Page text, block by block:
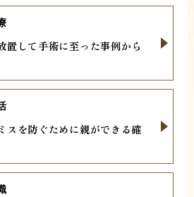
置して手術に至った事例から
スを防ぐために親ができる確